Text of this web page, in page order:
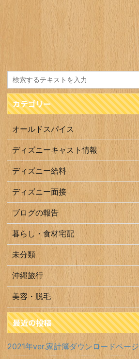
カテゴリー
オールドスパイス
ディズニーキャスト情報
ディズニー給料
ディズニー面接
ブログの報告
暮らし・食材宅配
未分類
沖縄旅行
美容・脱毛
最近の投稿
2021年ver.家計簿ダウンロードページ